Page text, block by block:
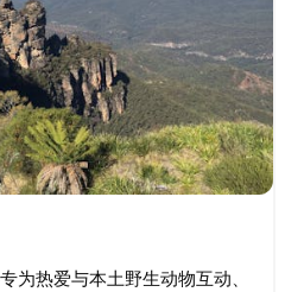
为热爱与本土野生动物互动、